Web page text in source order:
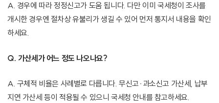
A. 경우에 따라 정정신고가 도움 됩니다. 다만 이미 국세청이 조사를
개시한 경우엔 절차상 유불리가 생길 수 있어 먼저 통지서 내용을 확인
하세요.
Q. 가산세가 어느 정도 나오나요?
A. 구체적 비율은 사례별로 다릅니다. 무신고·과소신고 가산세, 납부
지연 가산세 등이 적용될 수 있으니 국세청 안내를 참고하세요.